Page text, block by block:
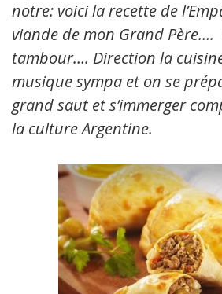
notre: voici la recette de
viande de mon Grand Père….
tambour…. Direction la
musique sympa et on se
grand saut et s’immerger
la culture Argentine.